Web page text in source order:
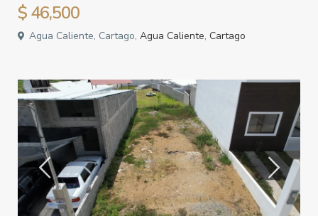
$ 46,500
Agua Caliente, Cartago, Agua Caliente, Cartago